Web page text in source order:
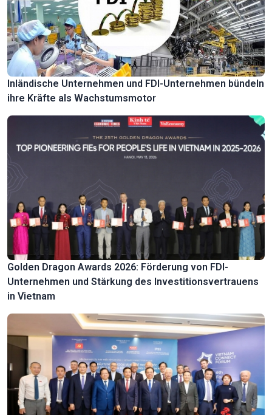
Inländische Unternehmen und FDI-Unternehmen bündeln
ihre Kräfte als Wachstumsmotor
Golden Dragon Awards 2026: Förderung von FDI-
Unternehmen und Stärkung des Investitionsvertrauens
in Vietnam